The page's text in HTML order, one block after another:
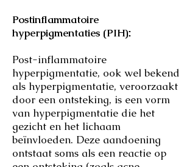
Postinflammatoire
hyperpigmentaties (PIH):
Post-inflammatoire
hyperpigmentatie, ook wel bekend
als hyperpigmentatie, veroorzaakt
door een ontsteking, is een vorm
van hyperpigmentatie die het
gezicht en het lichaam
beïnvloeden. Deze aandoening
ontstaat soms als een reactie op